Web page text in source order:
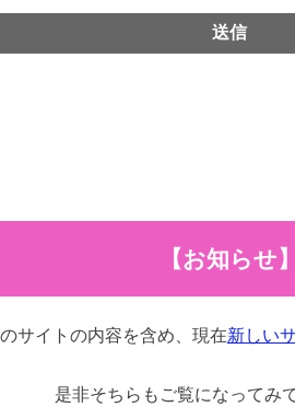
【お知らせ】
サイトの内容を含め、現在新しい
是非そちらもご覧になってみ